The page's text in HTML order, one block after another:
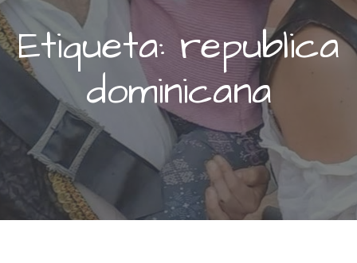
Etiqueta: republica
dominicana